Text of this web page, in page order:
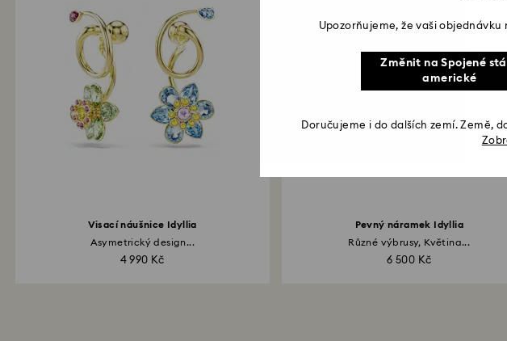
Visací náušnice Idyllia
Asymetrický design...
4 990 Kč
Pevný náramek Idyllia
Různé výbrusy, Květina...
6 500 Kč
Upozorňujeme, že vaši
Změnit na Spojené
americké
Doručujeme i do dalších zemí. Země,